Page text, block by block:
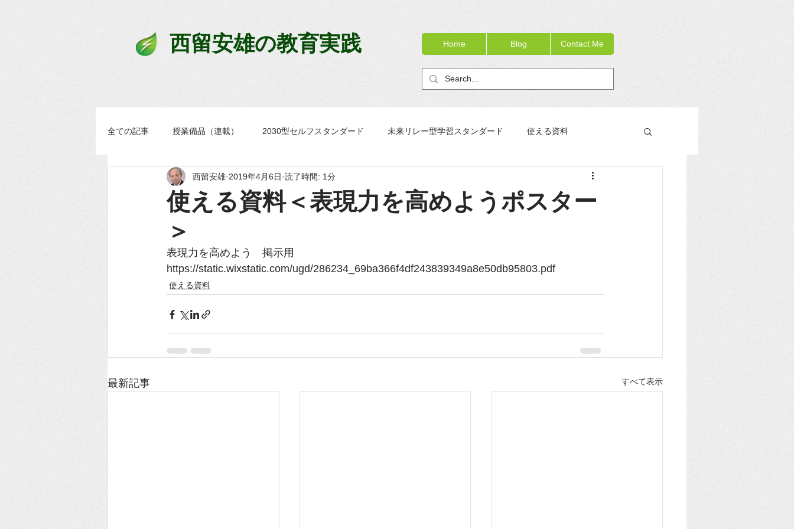
西留安雄の教育実践 Home Blog Contact Me
全ての記事 授業備品（連載） 2030型セルフスタンダード 未来リレー型学習スタンダード 使える資料
学習過程スタンダード まなブック OJTノート 教員研修の手引き書
使える資料＜表現力を高めようポスター
＞
西留安雄 2019年4月6日 読了時間: 1分
表現力を高めよう　掲示用
https://static.wixstatic.com/ugd/286234_69ba366f4df243839349a8e50db95803.pdf
使える資料
最新記事 すべて表示